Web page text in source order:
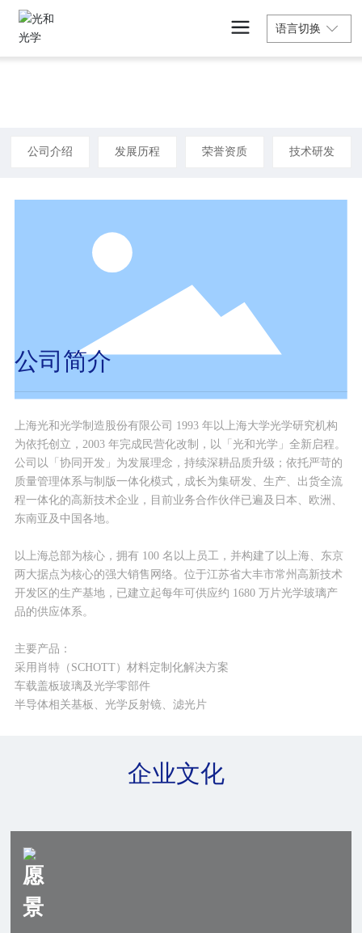
语言切换
公司介绍 发展历程 荣誉资质 技术研发
公司简介
上海光和光学制造股份有限公司 1993 年以上海大学光学研究机构
为依托创立，2003 年完成民营化改制，以「光和光学」全新启程。
公司以「协同开发」为发展理念，持续深耕品质升级；依托严苛的
质量管理体系与制版一体化模式，成长为集研发、生产、出货全流
程一体化的高新技术企业，目前业务合作伙伴已遍及日本、欧洲、
东南亚及中国各地。
以上海总部为核心，拥有 100 名以上员工，并构建了以上海、东京
两大据点为核心的强大销售网络。位于江苏省大丰市常州高新技术
开发区的生产基地，已建立起每年可供应约 1680 万片光学玻璃产
品的供应体系。
主要产品：
采用肖特（SCHOTT）材料定制化解决方案
车载盖板玻璃及光学零部件
半导体相关基板、光学反射镜、滤光片
企业文化